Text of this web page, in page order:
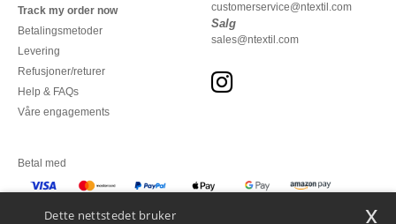
Track my order now
Betalingsmetoder
Levering
Refusjoner/returer
Help & FAQs
Våre engagements
customerservice@ntextil.com
Salg
sales@ntextil.com
Betal med
Dette nettstedet bruker x